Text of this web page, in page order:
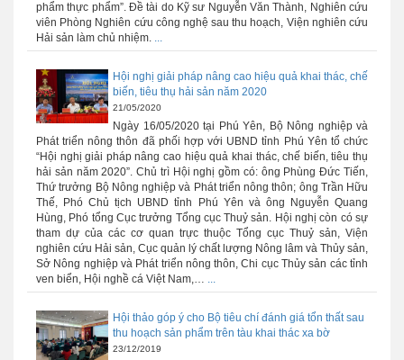
phẩm thực phẩm”. Đề tài do Kỹ sư Nguyễn Văn Thành, Nghiên cứu
viên Phòng Nghiên cứu công nghệ sau thu hoạch, Viện nghiên cứu
Hải sản làm chủ nhiệm. ...
Hội nghị giải pháp nâng cao hiệu quả khai thác, chế
biến, tiêu thụ hải sản năm 2020
21/05/2020
Ngày 16/05/2020 tại Phú Yên, Bộ Nông nghiệp và
Phát triển nông thôn đã phối hợp với UBND tỉnh Phú Yên tổ chức
“Hội nghị giải pháp nâng cao hiệu quả khai thác, chế biến, tiêu thụ
hải sản năm 2020”. Chủ trì Hội nghị gồm có: ông Phùng Đức Tiến,
Thứ trưởng Bộ Nông nghiệp và Phát triển nông thôn; ông Trần Hữu
Thế, Phó Chủ tịch UBND tỉnh Phú Yên và ông Nguyễn Quang
Hùng, Phó tổng Cục trưởng Tổng cục Thuỷ sản. Hội nghị còn có sự
tham dự của các cơ quan trực thuộc Tổng cục Thuỷ sản, Viện
nghiên cứu Hải sản, Cục quản lý chất lượng Nông lâm và Thủy sản,
Sở Nông nghiệp và Phát triển nông thôn, Chi cục Thủy sản các tỉnh
ven biển, Hội nghề cá Việt Nam,… ...
Hội thảo góp ý cho Bộ tiêu chí đánh giá tổn thất sau
thu hoạch sản phẩm trên tàu khai thác xa bờ
23/12/2019